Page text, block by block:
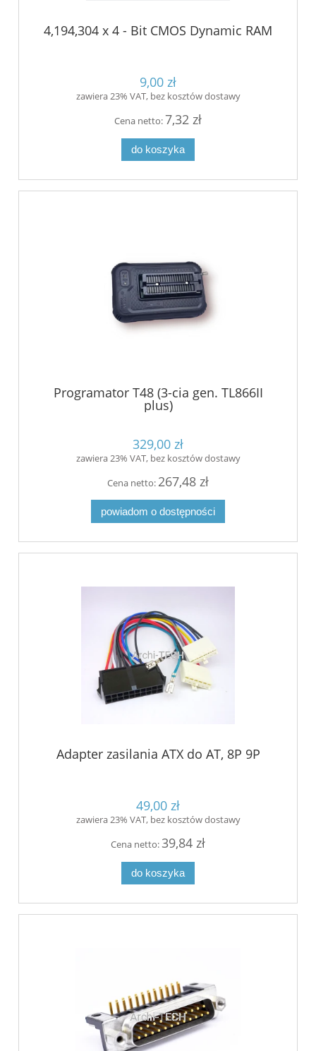
4,194,304 x 4 - Bit CMOS Dynamic RAM
9,00 zł
zawiera 23% VAT, bez kosztów dostawy
Cena netto:7,32 zł
do koszyka
Programator T48 (3-cia gen. TL866II
plus)
329,00 zł
zawiera 23% VAT, bez kosztów dostawy
Cena netto: 267,48 zł
powiadom o dostępności
Adapter zasilania ATX do AT, 8P 9P
49,00 zł
zawiera 23% VAT, bez kosztów dostawy
Cena netto:39,84 zł
do koszyka